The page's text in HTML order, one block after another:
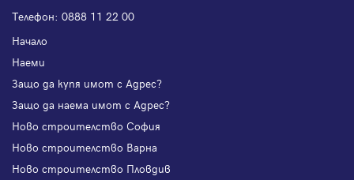
Телефон: 0888 11 22 00
Начало
Наеми
Защо да купя имот с Адрес?
Защо да наема имот с Адрес?
Ново строителство София
Ново строителство Варна
Ново строителство Пловдив